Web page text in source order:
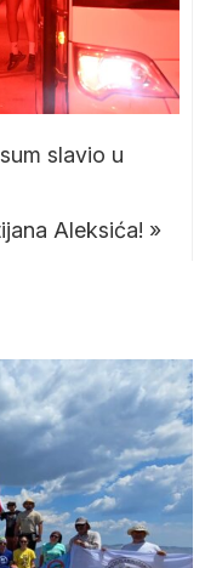
slavio u
Aleksića! »